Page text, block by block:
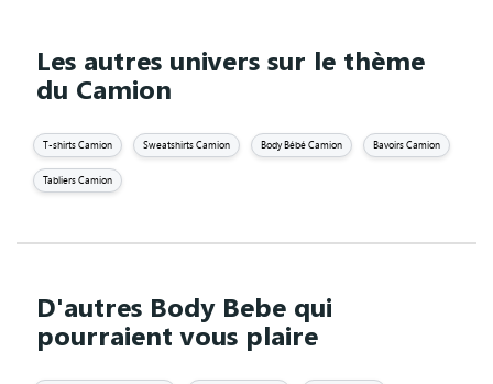
Les autres univers sur le thème
du Camion
T-shirts Camion Sweatshirts Camion Body Bébé Camion Bavoirs Camion
Tabliers Camion
D'autres Body Bebe qui
pourraient vous plaire